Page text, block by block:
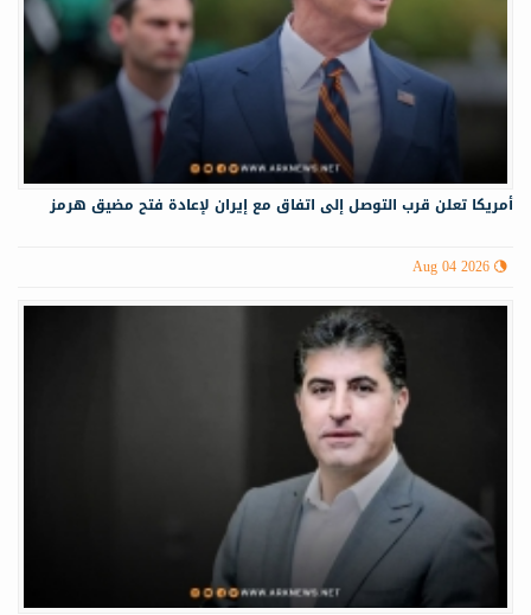
أمريكا تعلن قرب التوصل إلى اتفاق مع إيران لإعادة فتح مضيق هرمز
Aug 04 2026